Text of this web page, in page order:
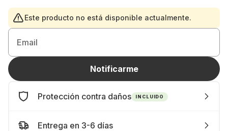
Este producto no está disponible actualmente.
Email
Notificarme
Protección contra daños INCLUIDO
Entrega en 3-6 días